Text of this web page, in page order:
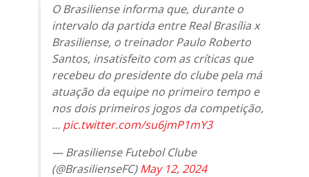
O Brasiliense informa que, durante o
intervalo da partida entre Real Brasília x
Brasiliense, o treinador Paulo Roberto
Santos, insatisfeito com as críticas que
recebeu do presidente do clube pela má
atuação da equipe no primeiro tempo e
nos dois primeiros jogos da competição,
… pic.twitter.com/su6jmP1mY3
— Brasiliense Futebol Clube
(@BrasilienseFC)May 12, 2024